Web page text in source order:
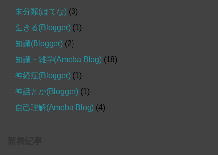
未分類(はてな) (3)
生きる(Blogger) (1)
知識(Blogger) (2)
知識・雑学(Ameba Blog) (18)
神経症(Blogger) (1)
神話とか(Blogger) (1)
自己理解(Ameba Blog) (4)